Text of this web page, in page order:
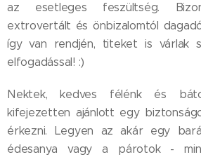
az esetleges feszültség.
extrovertált és önbizalomtól
így van rendjén, titeket is várlak
elfogadással! :)
Nektek, kedves félénk és
kifejezetten ajánlott egy
érkezni. Legyen az akár egy
édesanya vagy a párotok -